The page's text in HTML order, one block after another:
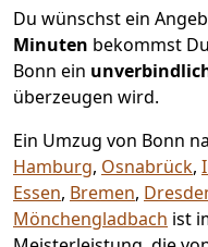
Du wünschst ein
Minuten bekommst
Bonn ein
überzeugen wird.
Ein Umzug von Bonn
Hamburg, Osnabrück,
Essen, Bremen,
Mönchen­gladbach ist